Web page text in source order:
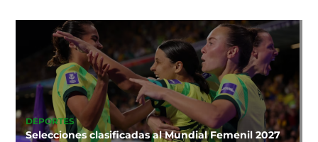
DEPORTES
Selecciones clasificadas al Mundial Femenil 2027